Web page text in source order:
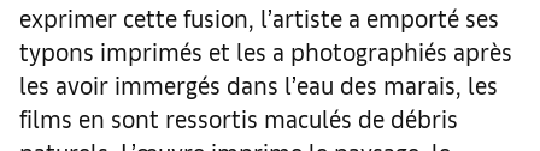
exprimer cette fusion, l’artiste a emporté ses
typons imprimés et les a photographiés après
les avoir immergés dans l’eau des marais, les
films en sont ressortis maculés de débris